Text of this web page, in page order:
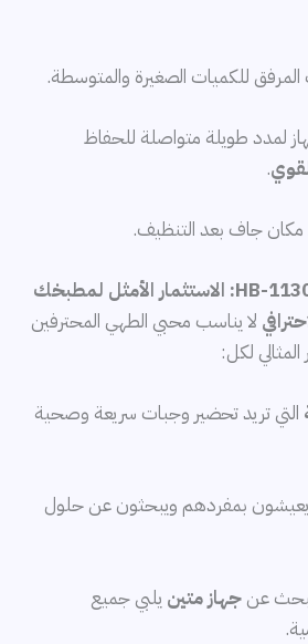
للكميات الصغيرة والمتوسطة.
لمدد طويلة متواصلة للحفاظ
.
مكان جاف بعد التنظيف.
لا يناسب محبي الطهي المحترفين
لكل:
التي تريد تحضير وجبات سريعة وصحية
يعيشون بمفردهم ويبحثون عن حلول
تبحث عنجهاز متين يلبي جميع